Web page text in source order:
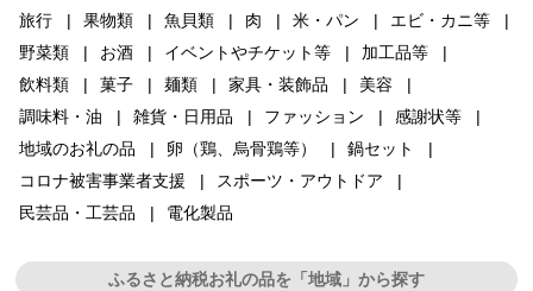
旅行 果物類 魚貝類 肉 米・パン
エビ・カニ等
野菜類
お酒 イベントやチケット等
加工品等
飲料類
菓子 麺類 家具・装飾品
美容
調味料・油
雑貨・日用品 ファッション
感謝状等
地域のお礼の品
卵（鶏、烏骨鶏等）
鍋セット
コロナ被害事業者支援
スポーツ・アウトドア
民芸品・工芸品
電化製品
ふるさと納税お礼の品を「地域」から探す